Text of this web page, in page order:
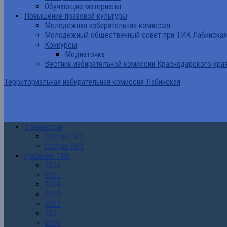
Обучающие материалы
Повышение правовой культуры
Молодежная избирательная комиссия
Молодежный общественный совет при ТИК Лабинская
Конкурсы
Медиаточка
Вестник избирательной комиссии Краснодарского
Территориальная избирательная комиссия Лабинская
О комиссии
Состав ТИК
Состав УИК
Решения ТИК
2026
2025
2024
2023
2022
2021
2020